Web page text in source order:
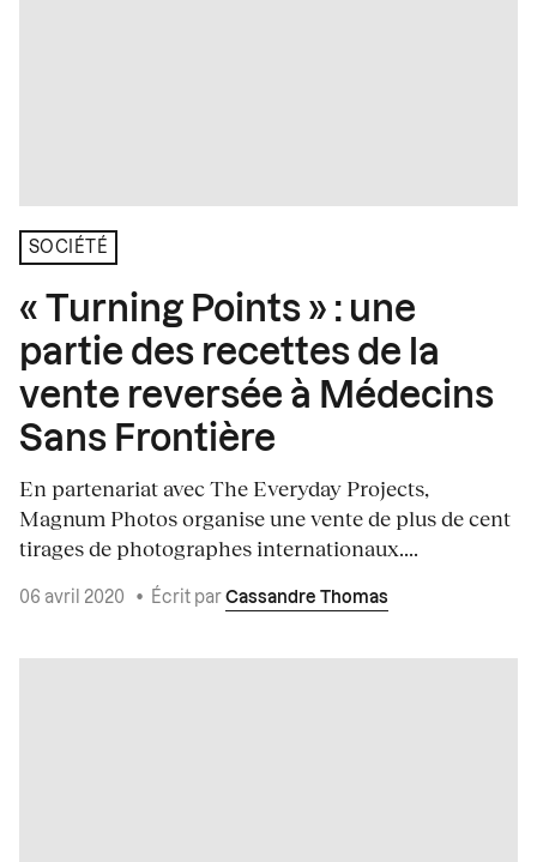
SOCIÉTÉ
« Turning Points » : une
partie des recettes de la
vente reversée à Médecins
Sans Frontière
En partenariat avec The Everyday Projects,
Magnum Photos organise une vente de plus de cent
tirages de photographes internationaux....
06 avril 2020 • Écrit par Cassandre Thomas